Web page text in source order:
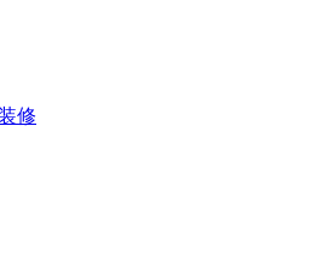
修